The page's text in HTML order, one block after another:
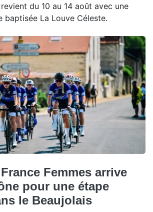
du 10 au 14 août avec une
baptisée La Louve Céleste.
Femmes arrive
pour une étape
le Beaujolais